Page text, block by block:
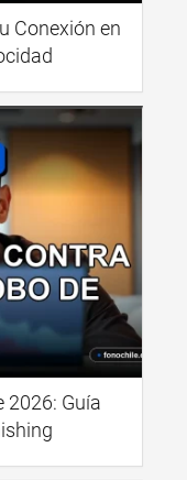
Conexión en
2026: Guía